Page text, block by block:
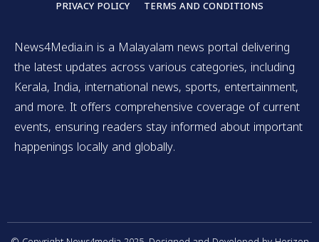
PRIVACY POLICY
TERMS AND CONDITIONS
News4Media.in is a Malayalam news portal delivering
the latest updates across various categories, including
Kerala, India, international news, sports, entertainment,
and more. It offers comprehensive coverage of current
events, ensuring readers stay informed about important
happenings locally and globally.